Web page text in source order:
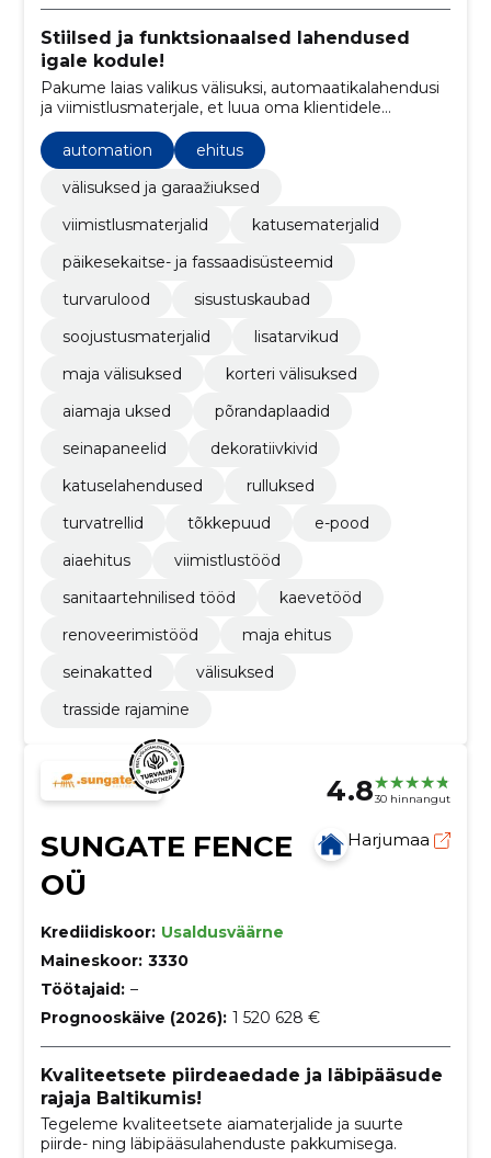
Stiilsed ja funktsionaalsed lahendused
igale kodule!
Pakume laias valikus välisuksi, automaatikalahendusi
ja viimistlusmaterjale, et luua oma klientidele
automation
ehitus
välisuksed ja garaažiuksed
viimistlusmaterjalid
katusematerjalid
päikesekaitse- ja fassaadisüsteemid
turvarulood
sisustuskaubad
soojustusmaterjalid
lisatarvikud
maja välisuksed
korteri välisuksed
aiamaja uksed
põrandaplaadid
seinapaneelid
dekoratiivkivid
katuselahendused
rulluksed
turvatrellid
tõkkepuud
e-pood
aiaehitus
viimistlustööd
sanitaartehnilised tööd
kaevetööd
renoveerimistööd
maja ehitus
seinakatted
välisuksed
trasside rajamine
4.830 hinnangut
SUNGATE FENCE
OÜ
Harjumaa
Krediidiskoor: Usaldusväärne
Maineskoor: 3330
Töötajaid: –
Prognooskäive (2026): 1 520 628 €
Kvaliteetsete piirdeaedade ja läbipääsude
rajaja Baltikumis!
Tegeleme kvaliteetsete aiamaterjalide ja suurte
piirde- ning läbipääsulahenduste pakkumisega.